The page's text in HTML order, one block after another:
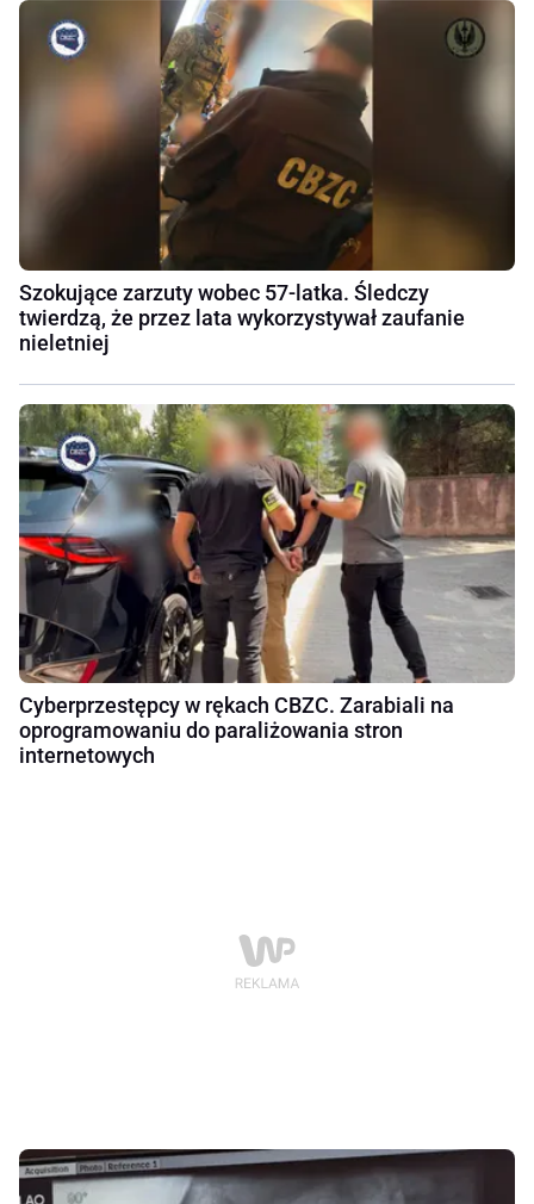
Szokujące zarzuty wobec 57-latka. Śledczy
twierdzą, że przez lata wykorzystywał zaufanie
nieletniej
Cyberprzestępcy w rękach CBZC. Zarabiali na
oprogramowaniu do paraliżowania stron
internetowych